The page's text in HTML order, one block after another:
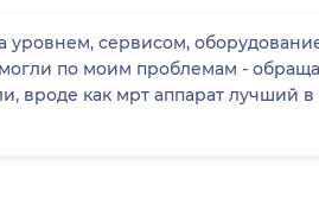
сервисом,
по моим проблемам -